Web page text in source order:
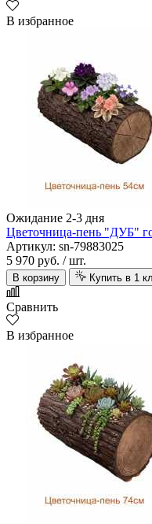
В избранное
Ожидание 2-3 дня
Цветочница-пень "ДУБ"
Артикул: sn-79883025
5 970 руб. / шт.
В корзину Купить в 1
Сравнить
В избранное